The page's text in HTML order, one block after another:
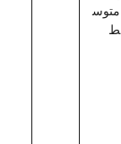
متوس
ط